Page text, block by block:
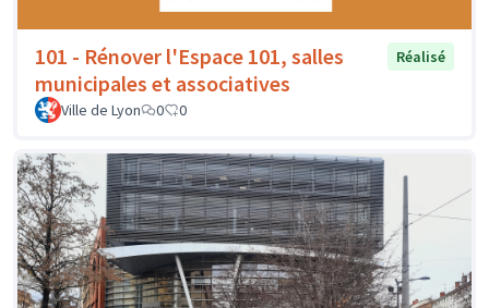
101 - Rénover l'Espace 101, salles
municipales et associatives
Réalisé
Ville de Lyon 0 0